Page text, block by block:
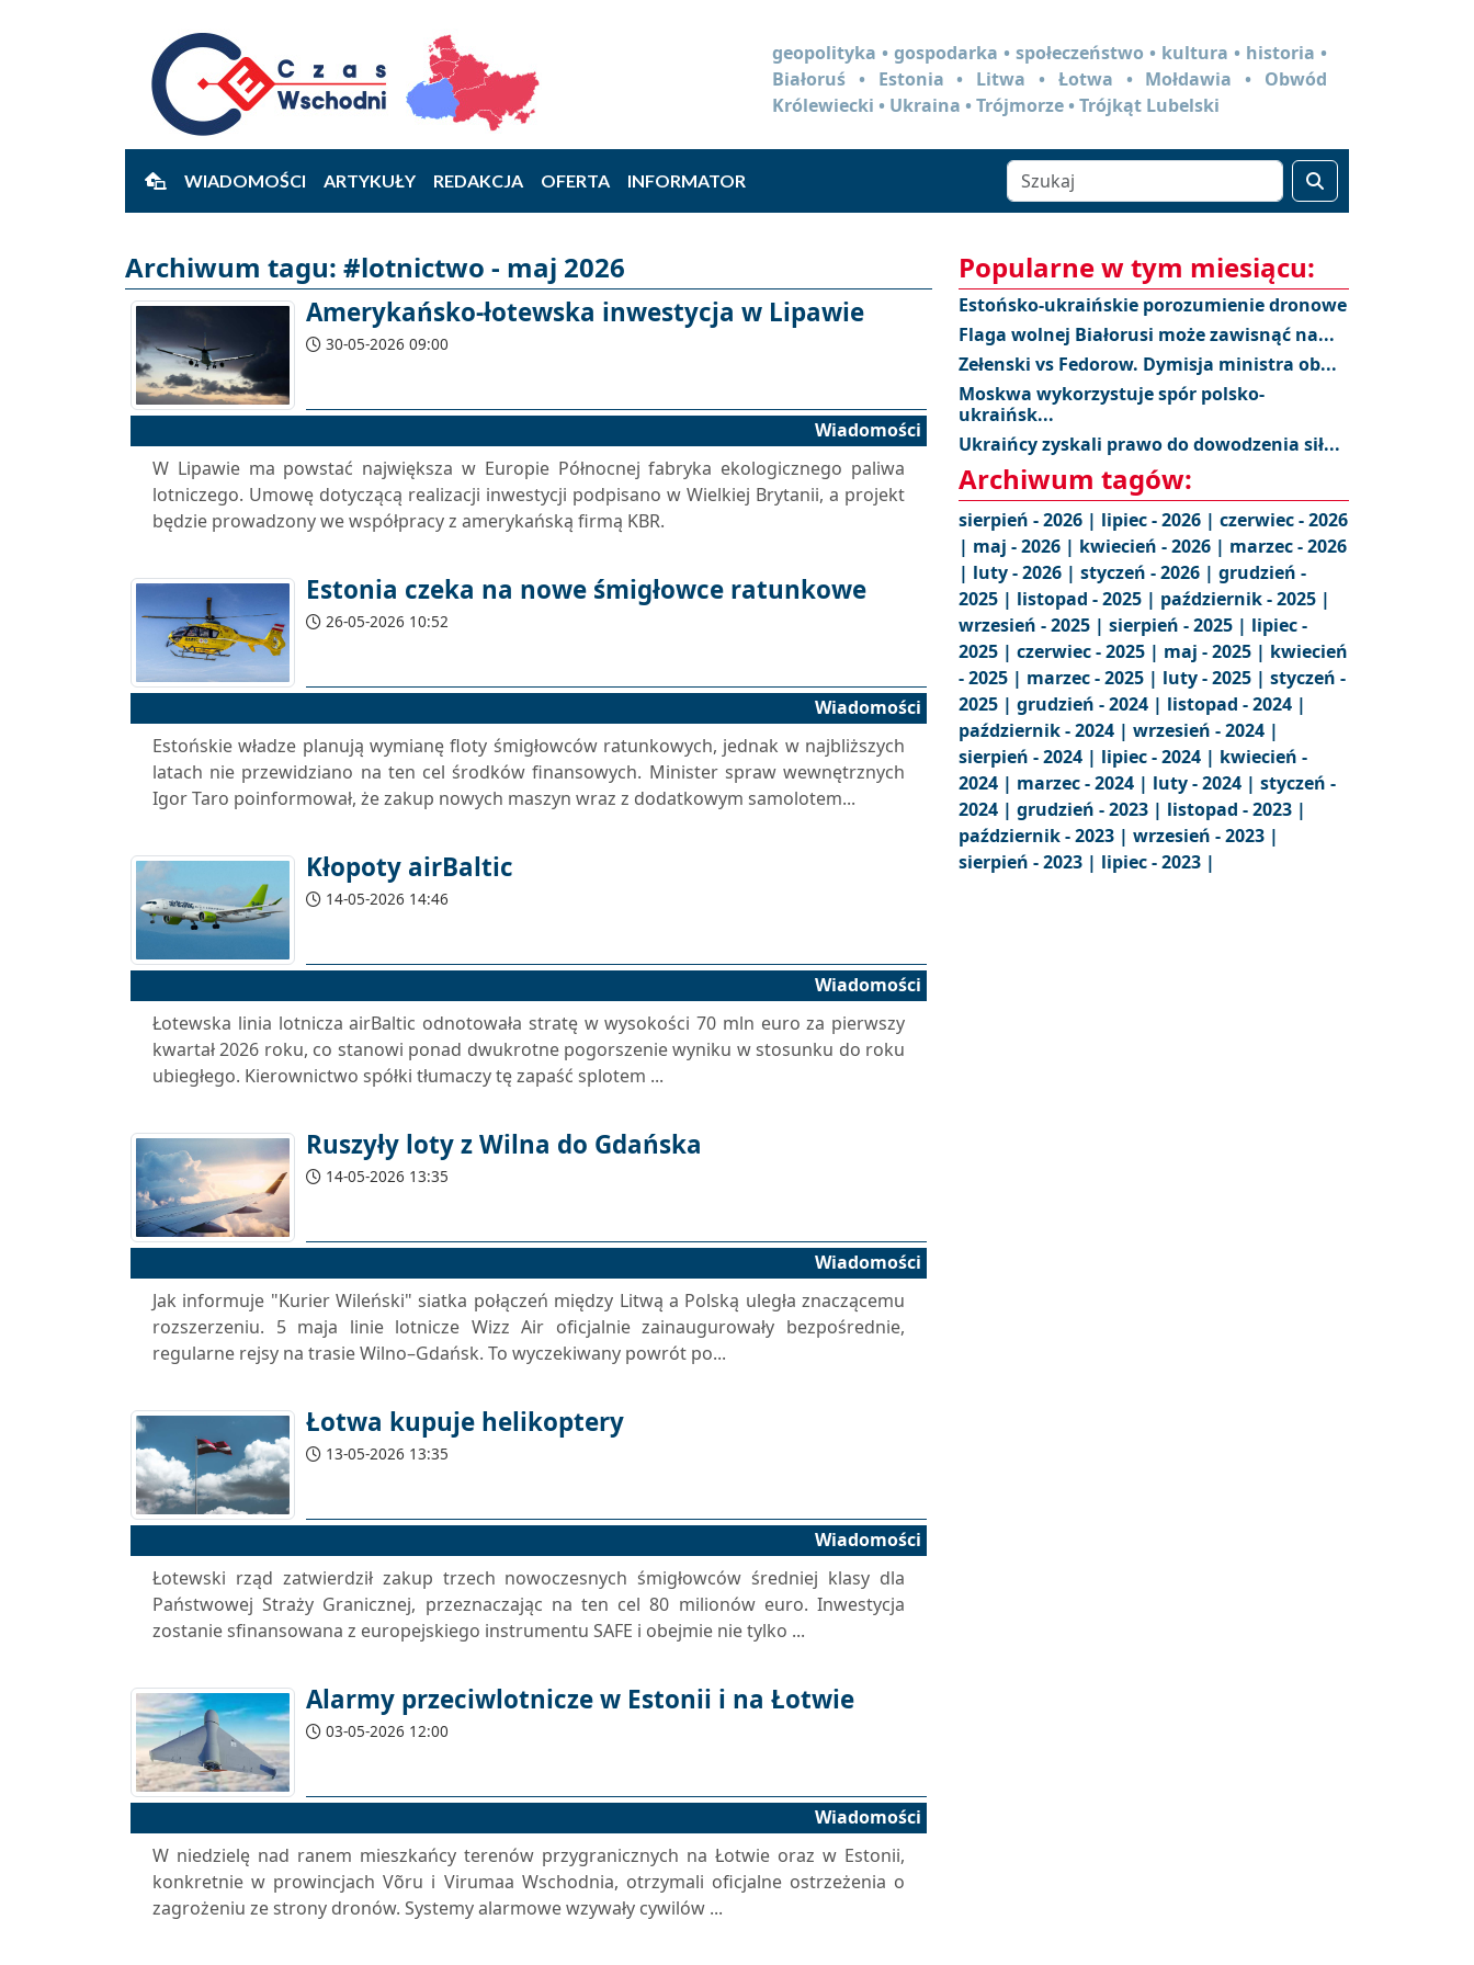
geopolityka • gospodarka • społeczeństwo • kultura • historia •
Białoruś • Estonia • Litwa • Łotwa • Mołdawia • Obwód
Królewiecki • Ukraina • Trójmorze • Trójkąt Lubelski
WIADOMOŚCI ARTYKUŁY REDAKCJA OFERTA INFORMATOR
Archiwum tagu: #lotnictwo - maj 2026
Amerykańsko-łotewska inwestycja w Lipawie
30-05-2026 09:00
Wiadomości
W Lipawie ma powstać największa w Europie Północnej fabryka ekologicznego paliwa
lotniczego. Umowę dotyczącą realizacji inwestycji podpisano w Wielkiej Brytanii, a projekt
będzie prowadzony we współpracy z amerykańską firmą KBR.
Estonia czeka na nowe śmigłowce ratunkowe
26-05-2026 10:52
Wiadomości
Estońskie władze planują wymianę floty śmigłowców ratunkowych, jednak w najbliższych
latach nie przewidziano na ten cel środków finansowych. Minister spraw wewnętrznych
Igor Taro poinformował, że zakup nowych maszyn wraz z dodatkowym samolotem...
Kłopoty airBaltic
14-05-2026 14:46
Wiadomości
Łotewska linia lotnicza airBaltic odnotowała stratę w wysokości 70 mln euro za pierwszy
kwartał 2026 roku, co stanowi ponad dwukrotne pogorszenie wyniku w stosunku do roku
ubiegłego. Kierownictwo spółki tłumaczy tę zapaść splotem ...
Ruszyły loty z Wilna do Gdańska
14-05-2026 13:35
Wiadomości
Jak informuje "Kurier Wileński" siatka połączeń między Litwą a Polską uległa znaczącemu
rozszerzeniu. 5 maja linie lotnicze Wizz Air oficjalnie zainaugurowały bezpośrednie,
regularne rejsy na trasie Wilno–Gdańsk. To wyczekiwany powrót po...
Łotwa kupuje helikoptery
13-05-2026 13:35
Wiadomości
Łotewski rząd zatwierdził zakup trzech nowoczesnych śmigłowców średniej klasy dla
Państwowej Straży Granicznej, przeznaczając na ten cel 80 milionów euro. Inwestycja
zostanie sfinansowana z europejskiego instrumentu SAFE i obejmie nie tylko ...
Alarmy przeciwlotnicze w Estonii i na Łotwie
03-05-2026 12:00
Wiadomości
W niedzielę nad ranem mieszkańcy terenów przygranicznych na Łotwie oraz w Estonii,
konkretnie w prowincjach Võru i Virumaa Wschodnia, otrzymali oficjalne ostrzeżenia o
zagrożeniu ze strony dronów. Systemy alarmowe wzywały cywilów ...
Popularne w tym miesiącu:
Estońsko-ukraińskie porozumienie dronowe
Flaga wolnej Białorusi może zawisnąć na...
Zełenski vs Fedorow. Dymisja ministra ob...
Moskwa wykorzystuje spór polsko-
ukraińsk...
Ukraińcy zyskali prawo do dowodzenia sił...
Archiwum tagów:
sierpień - 2026 | lipiec - 2026 | czerwiec - 2026
| maj - 2026 | kwiecień - 2026 | marzec - 2026
| luty - 2026 | styczeń - 2026 | grudzień -
2025 | listopad - 2025 | październik - 2025 |
wrzesień - 2025 | sierpień - 2025 | lipiec -
2025 | czerwiec - 2025 | maj - 2025 | kwiecień
- 2025 | marzec - 2025 | luty - 2025 | styczeń -
2025 | grudzień - 2024 | listopad - 2024 |
październik - 2024 | wrzesień - 2024 |
sierpień - 2024 | lipiec - 2024 | kwiecień -
2024 | marzec - 2024 | luty - 2024 | styczeń -
2024 | grudzień - 2023 | listopad - 2023 |
październik - 2023 | wrzesień - 2023 |
sierpień - 2023 | lipiec - 2023 |